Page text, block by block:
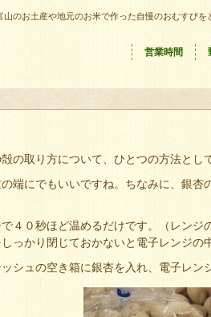
山のお土産や地元のお米で作った自慢のおむすび
営業時間
の取り方について、ひとつの方法とし
端にでもいいですね。ちなみに、銀杏
４０秒ほど温めるだけです。（レンジ
っかり閉じておかないと電子レンジの
ュの空き箱に銀杏を入れ、電子レン